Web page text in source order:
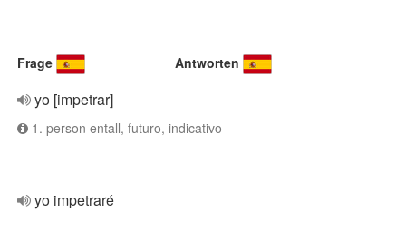
Frage Antworten
yo [impetrar]
1. person entall, futuro, indicativo
yo impetraré